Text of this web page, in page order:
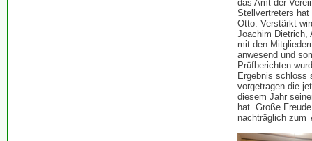
das Amt der
Stellvertreters hat
Otto. Verstärkt
Joachim Dietrich,
mit den
anwesend und
Prüfberichten
Ergebnis schloss
vorgetragen die
diesem Jahr
hat. Große
nachträglich zum